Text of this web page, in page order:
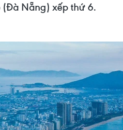
(Đà Nẵng) xếp thứ 6.